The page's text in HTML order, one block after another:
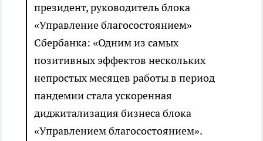
президент, руководитель блока
«Управление благосостоянием»
Сбербанка: «Одним из самых
позитивных эффектов нескольких
непростых месяцев работы в период
пандемии стала ускоренная
диджитализация бизнеса блока
«Управлением благосостоянием».